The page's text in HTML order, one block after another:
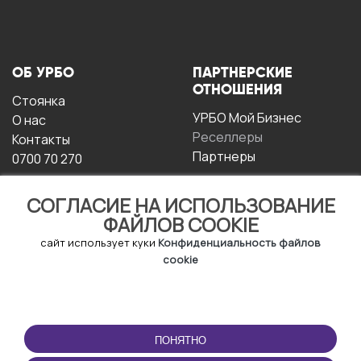
СОГЛАСИЕ НА ИСПОЛЬЗОВАНИЕ
ФАЙЛОВ COOKIE
сайт использует куки Конфиденциальность файлов
cookie
ПОНЯТНО
ОБ УРБО
Стоянка
О нас
Контакты
0700 70 270
ПАРТНЕРСКИЕ
ОТНОШЕНИЯ
УРБО Мой Бизнес
Реселлеры
Партнеры
ЭКСПЛУАТАЦИИ
Условия и положения
ПРИЛОЖЕНИЕ